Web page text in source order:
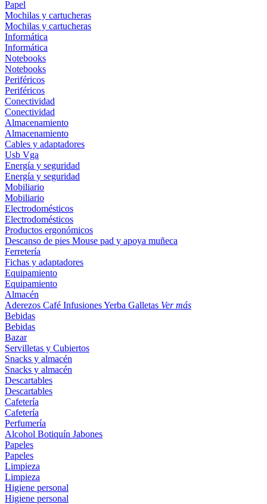
Papel
Mochilas y cartucheras
Mochilas y cartucheras
Informática
Informática
Notebooks
Notebooks
Periféricos
Periféricos
Conectividad
Conectividad
Almacenamiento
Almacenamiento
Cables y adaptadores
Usb Vga
Energía y seguridad
Energía y seguridad
Mobiliario
Mobiliario
Electrodomésticos
Electrodomésticos
Productos ergonómicos
Descanso de pies Mouse pad y apoya muñeca
Ferretería
Fichas y adaptadores
Equipamiento
Equipamiento
Almacén
Aderezos Café InfusionesYerba Galletas Ver más
Bebidas
Bebidas
Bazar
Servilletas y Cubiertos
Snacks y almacén
Snacks y almacén
Descartables
Descartables
Cafetería
Cafetería
Perfumería
Alcohol Botiquín Jabones
Papeles
Papeles
Limpieza
Limpieza
Higiene personal
Higiene personal